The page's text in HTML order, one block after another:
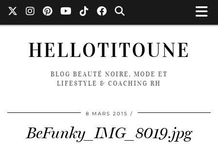
HELLOTITOUNE
BLOG BEAUTÉ NOIRE, MODE ET
LIFESTYLE & COACHING RH
8 MARS 2015
BeFunky_IMG_8019.jpg